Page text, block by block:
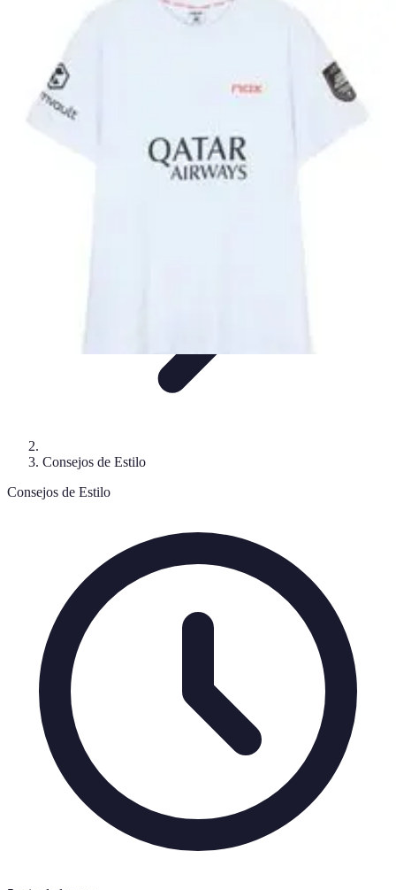
Estilo Elegante
Moda Profesional
Consejos de Estilo
Estilo Elegante
Consejos de Estilo
Consejos de Estilo